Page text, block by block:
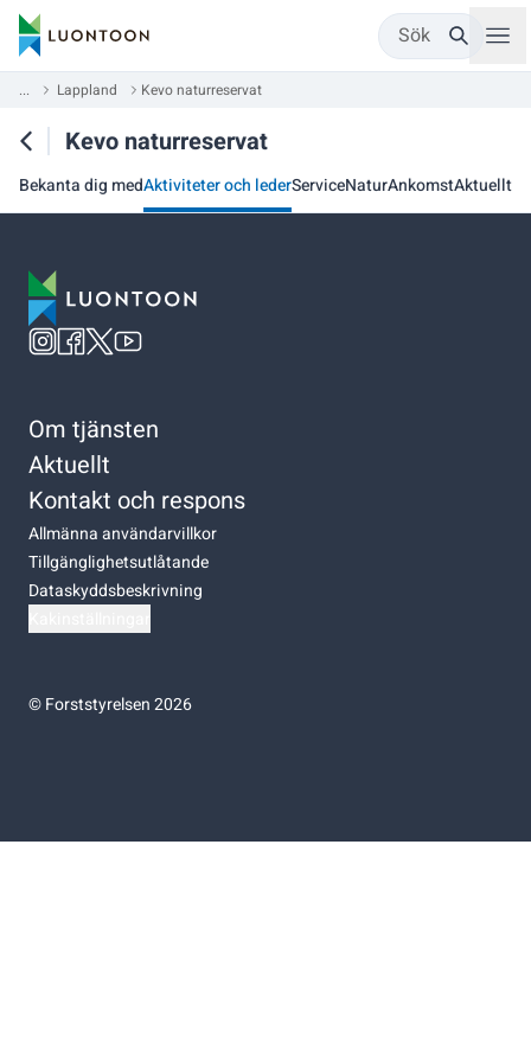
Sök
... Lappland Kevo naturreservat
Kevo naturreservat
Bekanta dig medAktiviteter och lederServiceNaturAnkomstAktuellt
Om tjänsten
Aktuellt
Kontakt och respons
Allmänna användarvillkor
Tillgänglighetsutlåtande
Dataskyddsbeskrivning
©Forststyrelsen 2026